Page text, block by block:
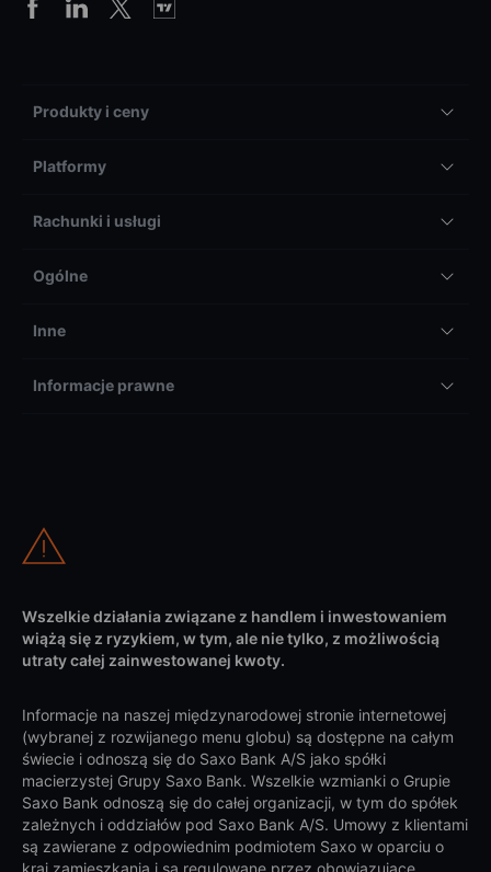
Produkty i ceny
Platformy
Rachunki i usługi
Ogólne
Inne
Informacje prawne
Wszelkie działania związane z handlem i inwestowaniem
wiążą się z ryzykiem, w tym, ale nie tylko, z możliwością
utraty całej zainwestowanej kwoty.
Informacje na naszej międzynarodowej stronie internetowej
(wybranej z rozwijanego menu globu) są dostępne na całym
świecie i odnoszą się do Saxo Bank A/S jako spółki
macierzystej Grupy Saxo Bank. Wszelkie wzmianki o Grupie
Saxo Bank odnoszą się do całej organizacji, w tym do spółek
zależnych i oddziałów pod Saxo Bank A/S. Umowy z klientami
są zawierane z odpowiednim podmiotem Saxo w oparciu o